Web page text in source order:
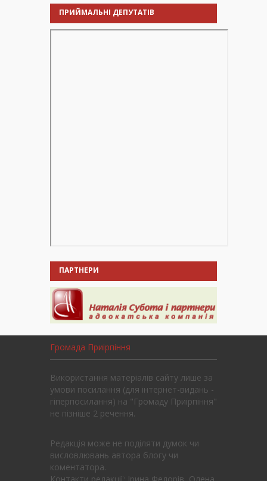
ПРИЙМАЛЬНІ ДЕПУТАТІВ
ПАРТНЕРИ
Громада Приірпіння
Використання матеріалів сайту лише за
умови посилання (для інтернет-видань -
гіперпосилання) на "Громаду Приірпіння"
не пізніше 2 речення.
Редакція може не поділяти думок чи
висловлювань автора блогу чи
коментатора.
Контакти редакції: Ірина Федорів, Олена